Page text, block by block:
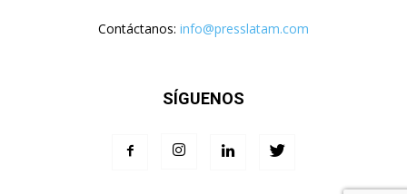
Contáctanos: info@presslatam.com
SÍGUENOS